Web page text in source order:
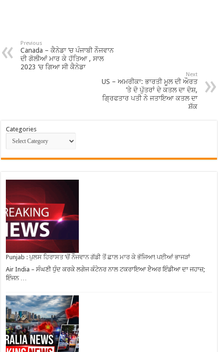
Previous
Canada – ਕੈਨੇਡਾ ‘ਚ ਪੰਜਾਬੀ ਨੌਜਵਾਨ
ਦੀ ਗੋਲੀਆਂ ਮਾਰ ਕੇ ਹੱਤਿਆ , ਸਾਲ
2023 ‘ਚ ਗਿਆ ਸੀ ਕੈਨੇਡਾ
Next
US – ਅਮਰੀਕਾ: ਭਾਰਤੀ ਮੂਲ ਦੀ ਔਰਤ
’ਤੇ ਦੋ ਪੁੱਤਰਾਂ ਦੇ ਕਤਲ ਦਾ ਦੋਸ਼,
ਗ੍ਰਿਫਤਾਰ ਪਤੀ ਨੇ ਜਤਾਇਆ ਕਤਲ ਦਾ
ਸ਼ੱਕ
Categories
Punjab : ਪੁਲਸ ਹਿਰਾਸਤ ‘ਚੋਂ ਨੌਜਵਾਨ ਗੱਡੀ ਤੋਂ ਛਾਲ ਮਾਰ ਕੇ ਭੱਜਿਆ! ਪਈਆਂ ਭਾਜੜਾਂ
Air India – ਸੰਘਣੀ ਧੁੰਦ ਕਰਕੇ ਲਗੇਜ ਕੰਟੇਨਰ ਨਾਲ ਟਕਰਾਇਆ ਏੇਅਰ ਇੰਡੀਆ ਦਾ ਜਹਾਜ਼;
ਇੰਜਨ …